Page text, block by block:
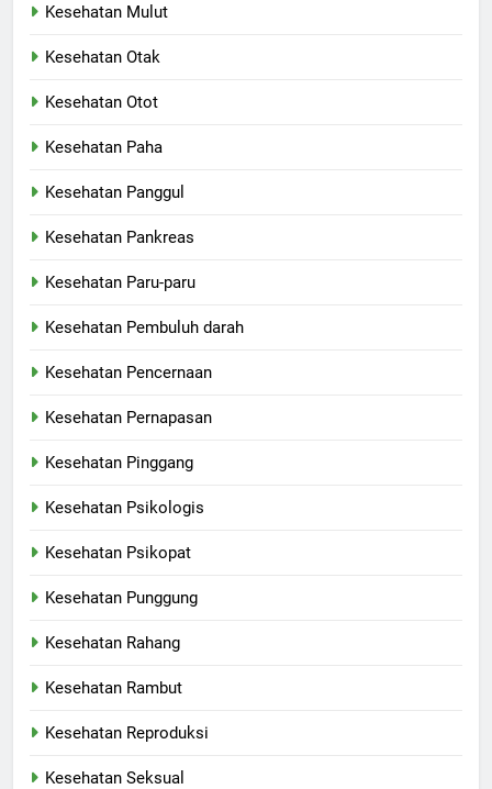
Kesehatan Mulut
Kesehatan Otak
Kesehatan Otot
Kesehatan Paha
Kesehatan Panggul
Kesehatan Pankreas
Kesehatan Paru-paru
Kesehatan Pembuluh darah
Kesehatan Pencernaan
Kesehatan Pernapasan
Kesehatan Pinggang
Kesehatan Psikologis
Kesehatan Psikopat
Kesehatan Punggung
Kesehatan Rahang
Kesehatan Rambut
Kesehatan Reproduksi
Kesehatan Seksual